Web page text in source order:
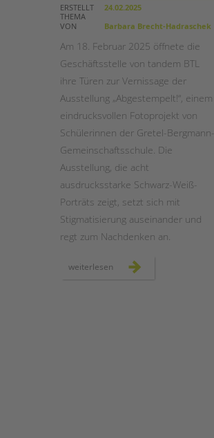
Schulbezogene Sozialarbeit
Tagesgruppen
ERSTELLT
24.02.2025
THEMA
VON
Barbara Brecht-Hadraschek
Am 18. Februar 2025 öffnete die
Geschäftsstelle von tandem BTL
ihre Türen zur Vernissage der
Ausstellung „Abgestempelt!“, einem
eindrucksvollen Fotoprojekt von
Schülerinnen der Gretel-Bergmann-
Gemeinschaftsschule. Die
Ausstellung, die acht
ausdrucksstarke Schwarz-Weiß-
Porträts zeigt, setzt sich mit
Stigmatisierung auseinander und
regt zum Nachdenken an.
weiterlesen vernissage